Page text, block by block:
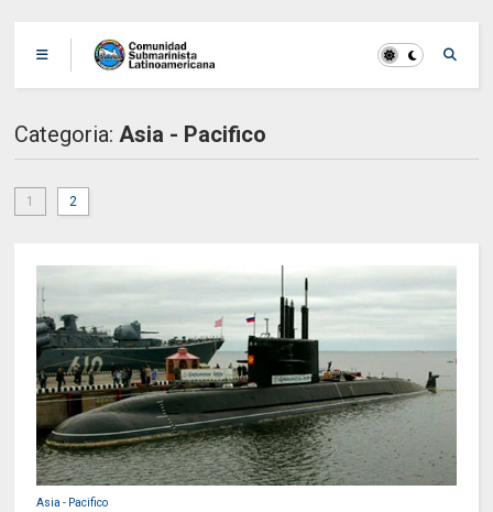
Categoria:Asia - Pacifico
1 2
Asia - Pacifico